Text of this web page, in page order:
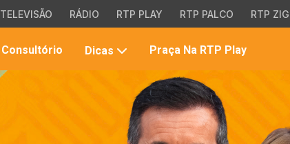
TELEVISÃO RÁDIO RTP PLAY RTP PALCO RTP
Consultório Dicas Praça Na RTP Play
site